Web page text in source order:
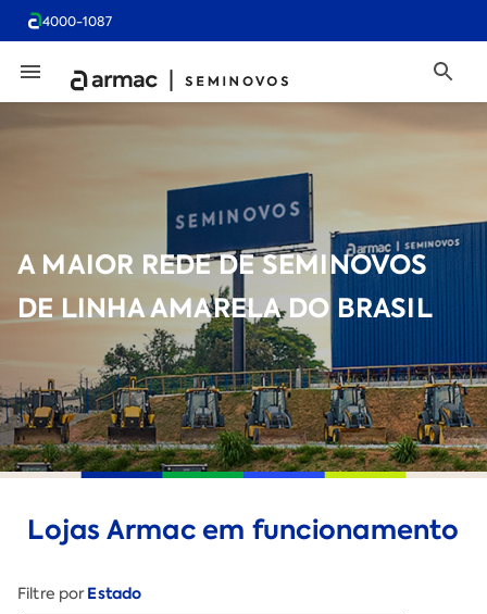
4000-1087
A MAIOR REDE DE SEMINOVOS
DE LINHA AMARELA DO BRASIL
Lojas Armac em funcionamento
Filtre por Estado